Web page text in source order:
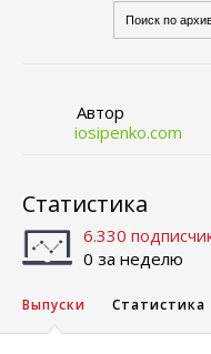
Автор
iosipenko.com
Статистика
6.330
0 за неделю
Выпуски Статистика